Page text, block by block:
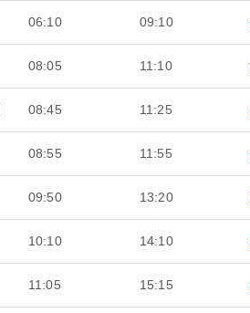
06:10 09:10
08:05 11:10
08:45 11:25
08:55 11:55
09:50 13:20
10:10 14:10
11:05 15:15